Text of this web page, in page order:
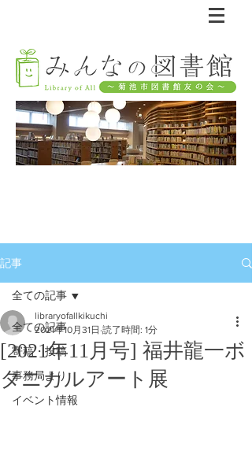
記事
全ての記事
寄稿・投稿
事務局より
イベント情報
全ての記事
[2021年11月号] 福井龍一ボ
タニカルアート展
libraryofallkikuchi
2021年10月31日 読了時間: 1分